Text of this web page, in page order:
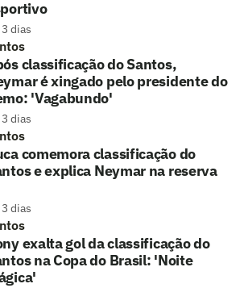
3 dias
classificação do Santos,
é xingado pelo presidente do
'Vagabundo'
3 dias
comemora classificação do
e explica Neymar na reserva
3 dias
exalta gol da classificação do
na Copa do Brasil: 'Noite